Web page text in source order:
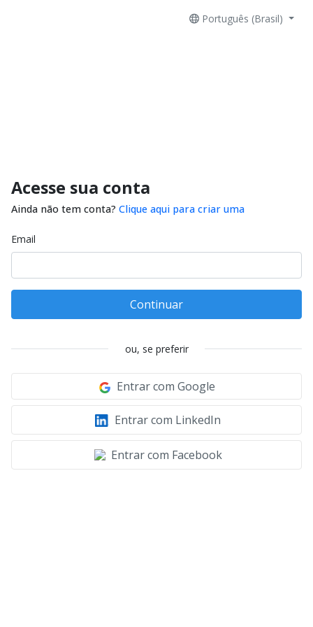
Português (Brasil)
Acesse sua conta
Ainda não tem conta? Clique aqui para criar uma
Email
Continuar
ou, se preferir
Entrar com Google
Entrar com LinkedIn
Entrar com Facebook